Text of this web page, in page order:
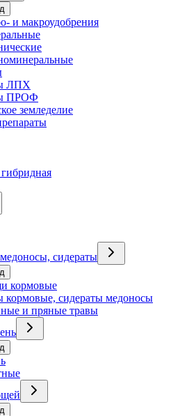
и макроудобрения
ЛПХ
ПРОФ
земледелие
сидераты
кормовые
кормовые, сидераты медоносы
и пряные травы